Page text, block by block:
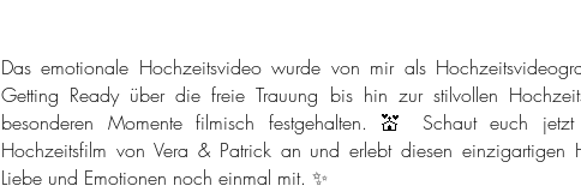
Das emotionale Hochzeitsvideo wurde von mir als
Getting Ready über die freie Trauung bis hin zur stilvollen
besonderen Momente filmisch festgehalten. 💒 Schaut euch
Hochzeitsfilm von Vera & Patrick an und erlebt diesen einzigartigen
Liebe und Emotionen noch einmal mit. ✨